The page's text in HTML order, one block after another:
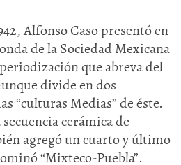
Alfonso Caso presentó en
de la Sociedad Mexicana
que abreva del
divide en dos
“culturas Medias” de éste.
cerámica de
agregó un cuarto y último
“Mixteco-Puebla”.